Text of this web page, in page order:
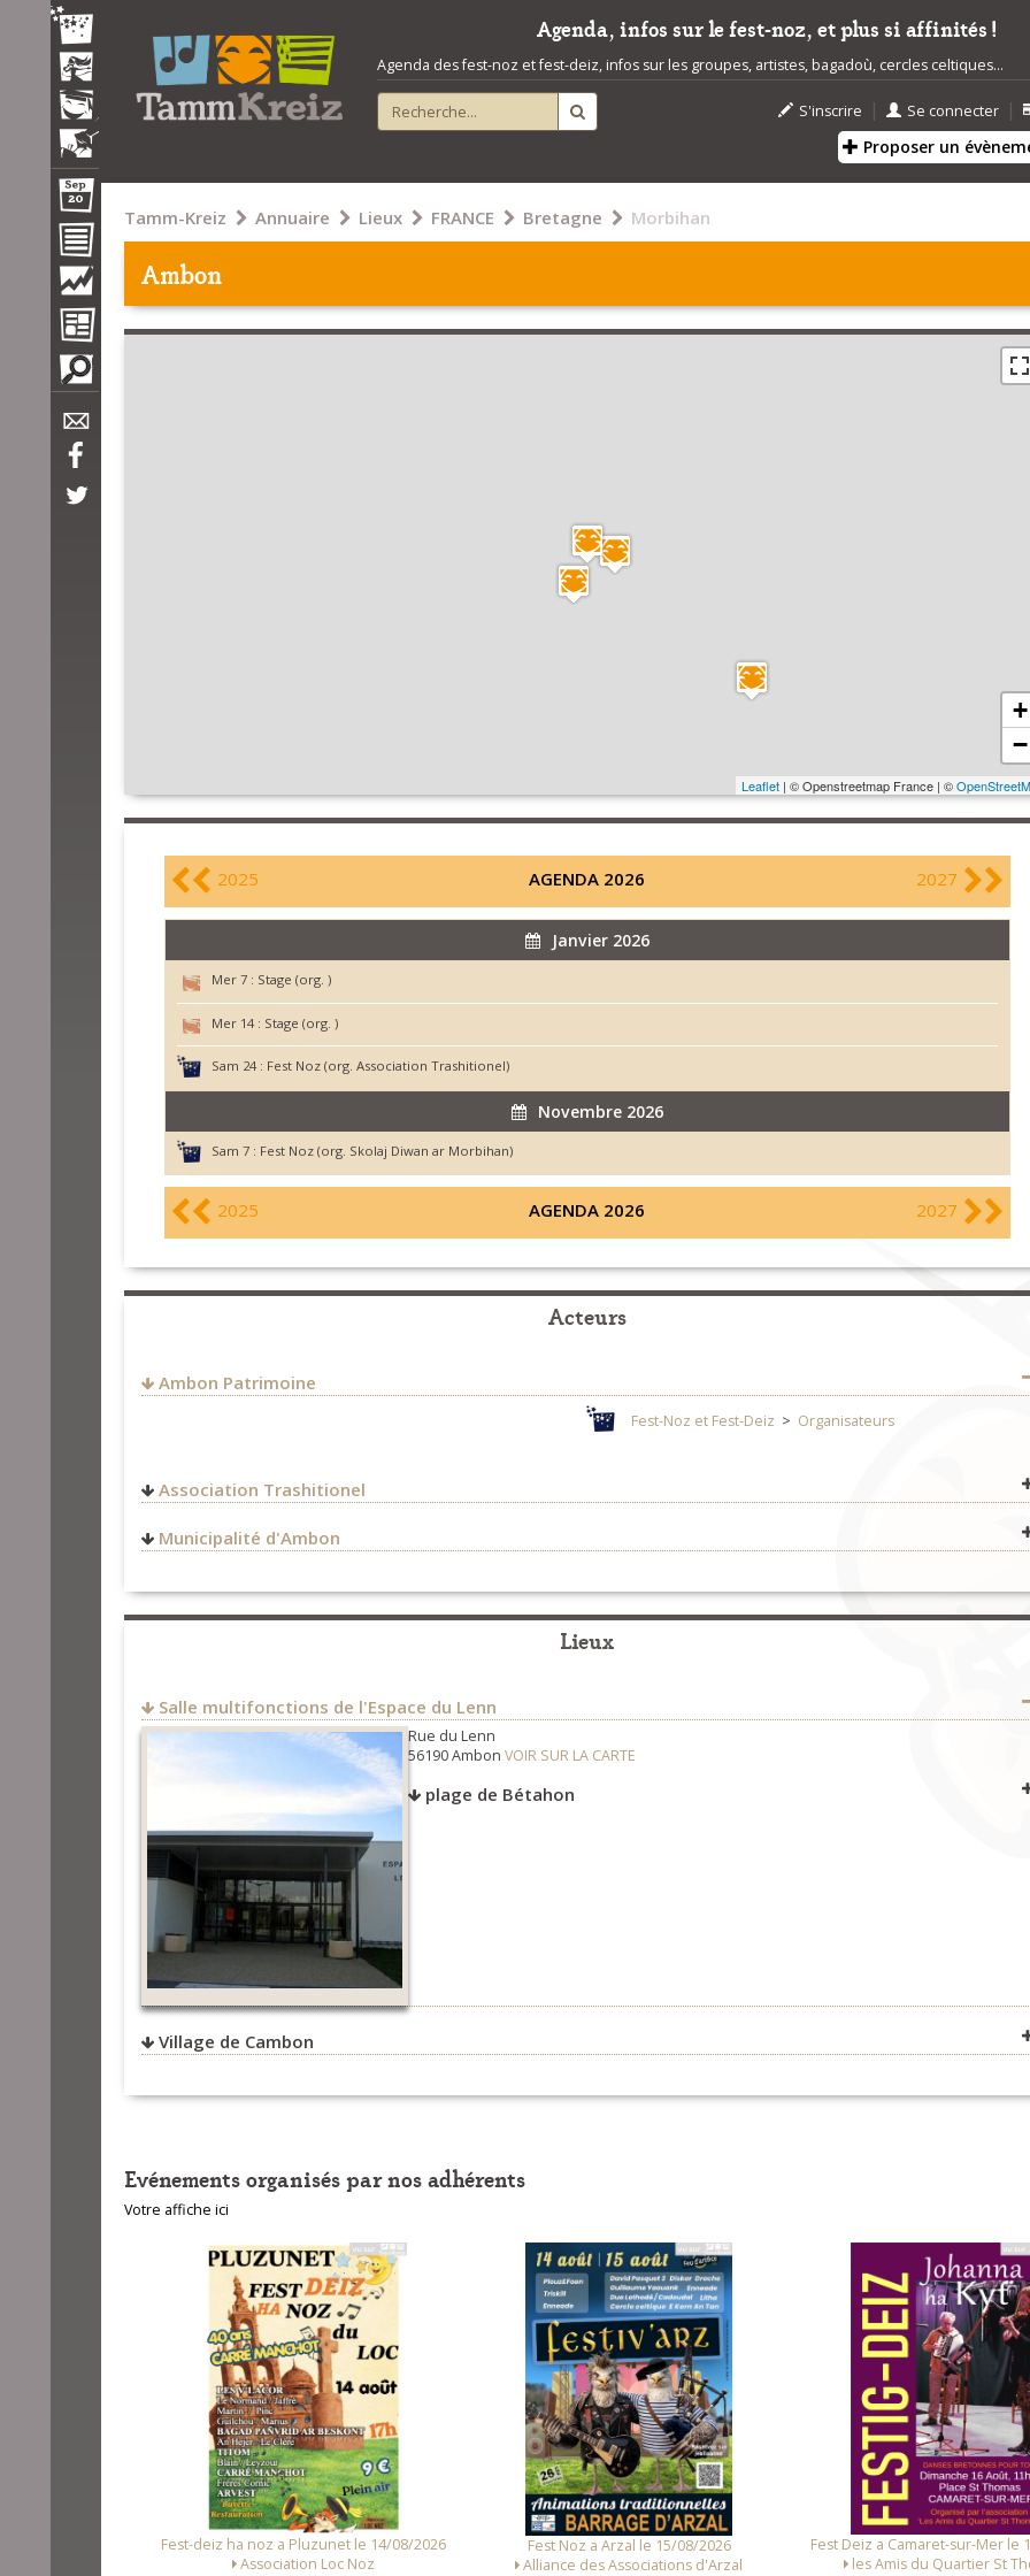
Agenda, infos sur le fest-noz, et plus si affinités !
Agenda des fest-noz et fest-deiz, infos sur les groupes, artistes, bagadoù, cercles celtiques...
S'inscrire | Se connecter |
Proposer un
Tamm-Kreiz Annuaire Lieux FRANCE Bretagne Morbihan
Ambon
+
−
Leaflet| © Openstreetmap France | ©
2025 2027
AGENDA 2026
Janvier 2026
Mer 7 : Stage (org. )
Mer 14 : Stage (org. )
Sam 24 : Fest Noz (org. Association Trashitionel)
Novembre 2026
Sam 7 : Fest Noz (org. Skolaj Diwan ar Morbihan)
2025 2027
AGENDA 2026
Acteurs
Ambon Patrimoine
Fest-Noz et Fest-Deiz > Organisateurs
Association Trashitionel
Municipalité d'Ambon
Lieux
Salle multifonctions de l'Espace du Lenn
Rue du Lenn
56190 AmbonVOIR SUR LA CARTE
plage de Bétahon
Village de Cambon
Evénements organisés par nos adhérents
Votre affiche ici
Fest-deiz ha noz a Pluzunet le 14/08/2026
Association Loc Noz
Fest Noz a Arzal le 15/08/2026
Alliance des Associations d'Arzal
Fest Deiz a Camaret-sur-Mer le
les Amis du Quartier St